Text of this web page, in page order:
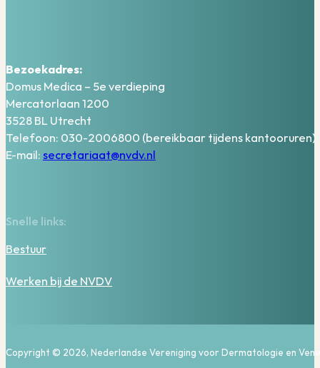
Bezoekadres:
Domus Medica – 5e verdieping
Mercatorlaan 1200
3528 BL Utrecht
Telefoon: 030-2006800 (bereikbaar tijdens kantooruren)
E-mail: secretariaat@nvdv.nl
Snelle links:
Bestuur
Werken bij de NVDV
Copyright © 2026, Nederlandse Vereniging voor Dermatologie en